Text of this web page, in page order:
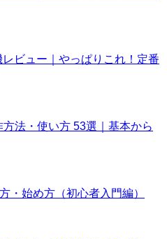
ビュー｜やっぱりこれ！定番
法・使い方 53選｜基本から
・始め方（初心者入門編）